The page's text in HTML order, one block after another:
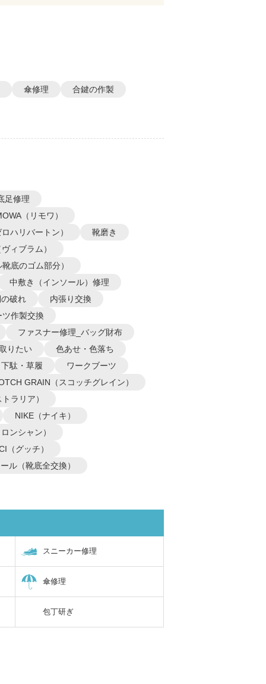
傘修理
合鍵の作製
足修理
（リモワ）
ハリバートン）
靴磨き
ィブラム）
底のゴム部分）
中敷き（インソール）修理
破れ
内張り交換
ツ作製交換
ファスナー修理_バッグ財布
りたい
色あせ・色落ち
下駄・草履
ワークブーツ
GRAIN（スコッチグレイン）
ラリア）
NIKE（ナイキ）
ンシャン）
（グッチ）
ル（靴底全交換）
スニーカー修理
傘修理
包丁研ぎ